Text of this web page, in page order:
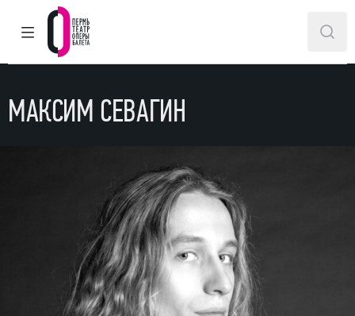
ГЛАВНОЕ МЕНЮ
Пермский театр оперы и балета
МАКСИМ СЕВАГИН